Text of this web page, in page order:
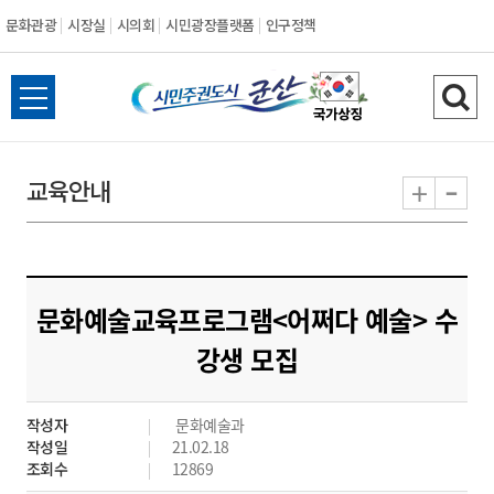
문화관광 시장실 시의회 시민광장플랫폼 인구정책
시
민
도
시
군
산
전
체
뉴
열
검
색
기
교육안내 + -
문화예술교육프로그램<어쩌다 예술> 수
강생 모집
작성자
문화예술과
작성일
21.02.18
조회수
12869